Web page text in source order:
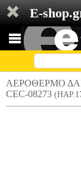
E-
ΑΕΡΟΘΕΡΜΟ
CEC-08273